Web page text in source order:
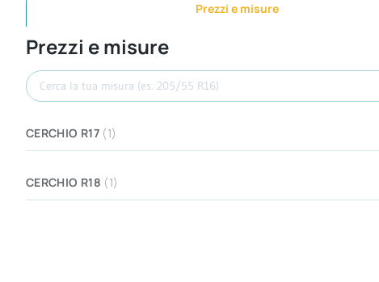
Prezzi e misure
Prezzi e misure
Cerca misura
CERCHIO R17 (1)
CERCHIO R18 (1)